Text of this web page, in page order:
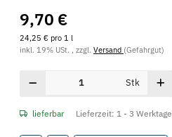
9,70 €
24,25 € pro 1 l
inkl. 19% USt. , zzgl. Versand (Gefahrgut)
Stk
lieferbar Lieferzeit: 1 - 3 Werktage